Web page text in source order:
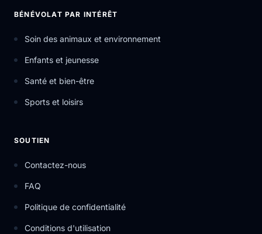
BÉNÉVOLAT PAR INTÉRÊT
Soin des animaux et environnement
Enfants et jeunesse
Santé et bien-être
Sports et loisirs
SOUTIEN
Contactez-nous
FAQ
Politique de confidentialité
Conditions d'utilisation